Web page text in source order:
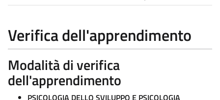
Verifica dell'apprendimento
Modalità di verifica
dell'apprendimento
PSICOLOGIA DELLO SVILUPPO E PSICOLOGIA